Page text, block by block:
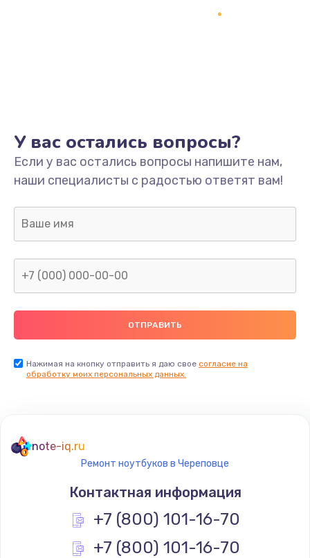
У вас остались вопросы?
Если у вас остались вопросы напишите нам,
наши специалисты с радостью ответят вам!
Нажимая на кнопку отправить я даю свое согласие на
обработку моих персональных данных.
note-iq.ru
Ремонт ноутбуков в Череповце
Контактная информация
+7 (800) 101-16-70
+7 (800) 101-16-70